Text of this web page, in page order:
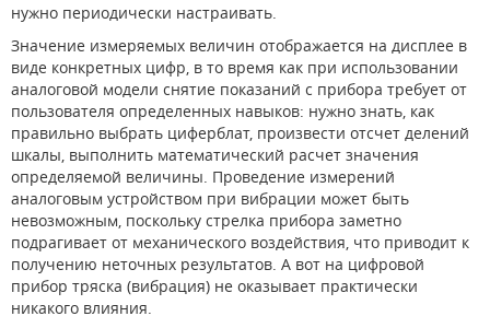
нужно периодически настраивать.
Значение измеряемых величин отображается на дисплее в
виде конкретных цифр, в то время как при использовании
аналоговой модели снятие показаний с прибора требует от
пользователя определенных навыков: нужно знать, как
правильно выбрать циферблат, произвести отсчет делений
шкалы, выполнить математический расчет значения
определяемой величины. Проведение измерений
аналоговым устройством при вибрации может быть
невозможным, поскольку стрелка прибора заметно
подрагивает от механического воздействия, что приводит к
получению неточных результатов. А вот на цифровой
прибор тряска (вибрация) не оказывает практически
никакого влияния.